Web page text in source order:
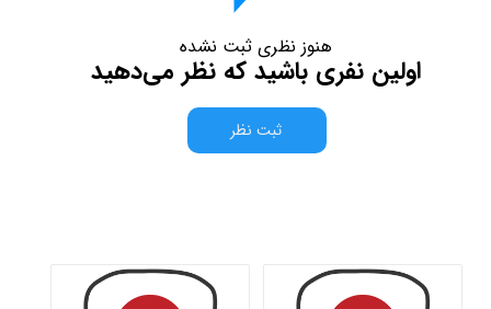
هنوز نظری ثبت نشده
اولین نفری باشید که نظر می‌دهید
ثبت نظر